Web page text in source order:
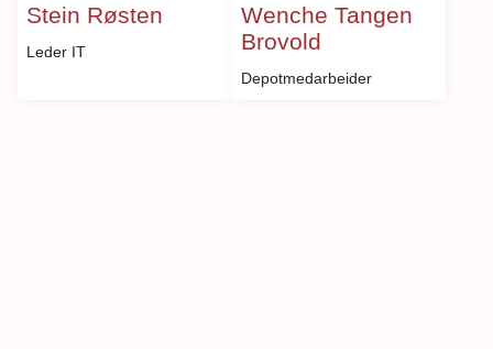
Stein Røsten
Leder IT
Wenche Tangen
Brovold
Depotmedarbeider